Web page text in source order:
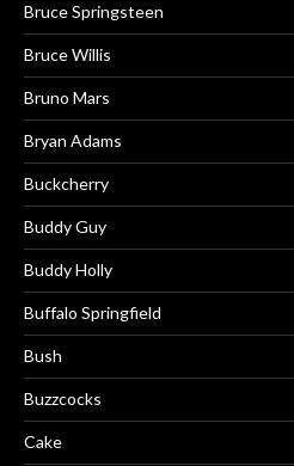
Bruce Springsteen
Bruce Willis
Bruno Mars
Bryan Adams
Buckcherry
Buddy Guy
Buddy Holly
Buffalo Springfield
Bush
Buzzcocks
Cake